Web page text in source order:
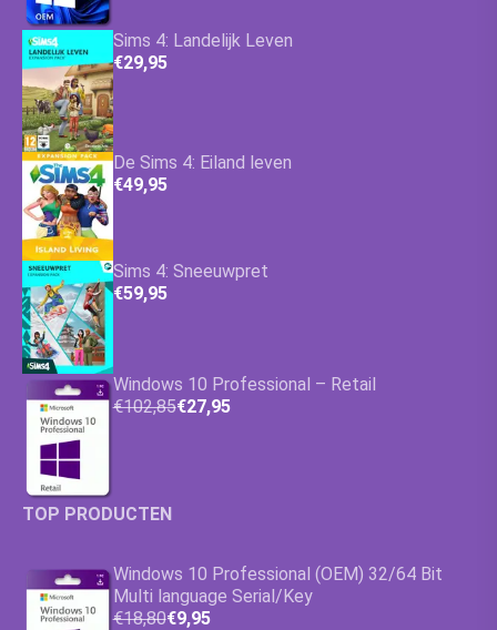
Sims 4: Landelijk Leven
€29,95
De Sims 4: Eiland leven
€49,95
Sims 4: Sneeuwpret
€59,95
Windows 10 Professional – Retail
€102,85€27,95
TOP PRODUCTEN
Windows 10 Professional (OEM) 32/64 Bit
Multi language Serial/Key
€18,80€9,95